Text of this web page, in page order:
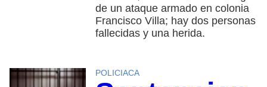
de un ataque armado en colonia
Francisco Villa; hay dos personas
fallecidas y una herida.
POLICIACA